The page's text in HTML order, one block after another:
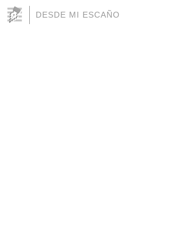
DESDE MI ESCAÑO